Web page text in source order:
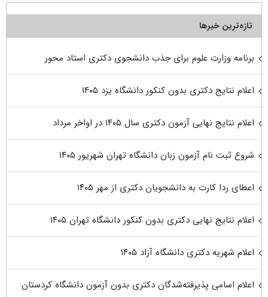
تازه‌ترین خبرها
برنامه وزارت علوم برای جذب دانشجوی دکتری استاد محور
اعلام نتایج دکتری بدون کنکور دانشگاه یزد ۱۴۰۵
اعلام نتایج نهایی آزمون دکتری سال ۱۴۰۵ در اواخر مرداد
شروع ثبت نام آزمون زبان دانشگاه تهران شهریور ۱۴۰۵
اعطای ردا کارت به دانشجویان دکتری از مهر ۱۴۰۵
اعلام نتایج نهایی دکتری بدون کنکور دانشگاه تهران ۱۴۰۵
اعلام شهریه دکتری دانشگاه آزاد ۱۴۰۵
اعلام اسامی پذیرفته‌شدگان دکتری بدون آزمون دانشگاه کردستان